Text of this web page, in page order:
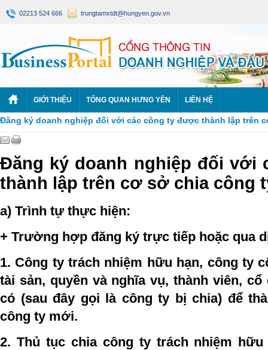
02213 524 666 trungtamxtdt@hungyen.gov.vn
GIỚI THIỆU TỔNG QUAN HƯNG YÊN LIÊN HỆ
Đăng ký doanh nghiệp đối với các công ty được thành lập trên
Đăng ký doanh nghiệp đối với
thành lập trên cơ sở chia công
a) Trình tự thực hiện:
+ Trường hợp đăng ký trực tiếp hoặc qua
1. Công ty trách nhiệm hữu hạn, công ty
tài sản, quyền và nghĩa vụ, thành viên,
có (sau đây gọi là công ty bị chia) để
công ty mới.
2. Thủ tục chia công ty trách nhiệm